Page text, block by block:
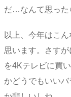
だ…なんて思った
以上、今年はこ
思います。さす
を4Kテレビに買
かどうでもいい